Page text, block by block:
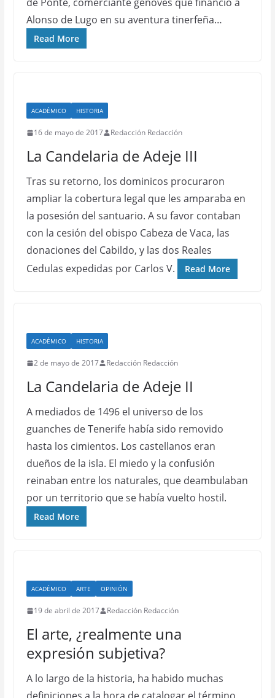
Alonso de Lugo en su aventura tinerfeña…
Read More
ACADÉMICO HISTORIA
16 de mayo de 2017 Redacción Redacción
La Candelaria de Adeje III
Tras su retorno, los dominicos procuraron
ampliar la cobertura legal que les amparaba en
la posesión del santuario. A su favor contaban
con la cesión del obispo Cabeza de Vaca, las
donaciones del Cabildo, y las dos Reales
Cedulas expedidas por Carlos V.
Read More
ACADÉMICO HISTORIA
2 de mayo de 2017 Redacción Redacción
La Candelaria de Adeje II
A mediados de 1496 el universo de los
guanches de Tenerife había sido removido
hasta los cimientos. Los castellanos eran
dueños de la isla. El miedo y la confusión
reinaban entre los naturales, que deambulaban
por un territorio que se había vuelto hostil.
Read More
ACADÉMICO ARTE OPINIÓN
19 de abril de 2017 Redacción Redacción
El arte, ¿realmente una
expresión subjetiva?
A lo largo de la historia, ha habido muchas